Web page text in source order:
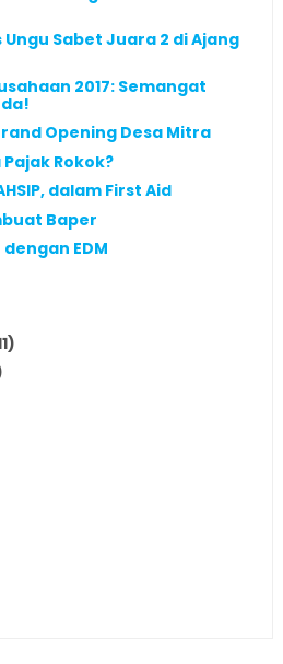
Ungu Sabet Juara 2 di Ajang
2017: Semangat
Opening Desa Mitra
Rokok?
dalam First Aid
Baper
EDM